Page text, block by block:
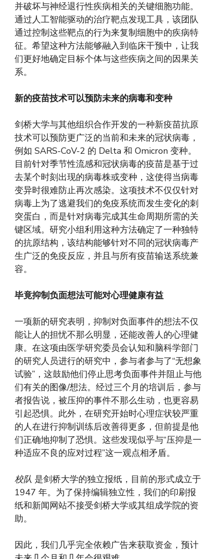
并破坏与神经退行性疾病相关的关键细胞功能。
通过人工智能驱动的治疗靶点发现工具，该团队
通过控制这些靶点的行为来复制细胞中的疾病特
征。希望这种方法能够融入到临床干预中，让我
们更好地确定目标个体与这些疾病之间的因果关
系。
新的疫苗技术可以预防未来的病毒和变种
剑桥大学与其他组织合作开发的一种新疫苗抗原
技术可以预防更广泛的当前和未来的冠状病毒，
例如 SARS-CoV-2 的 Delta 和 Omicron 变种。
目前针对季节性流感和冠状病毒的疫苗是基于过
去某个时刻出现的病毒株或变种，这使得当病毒
变异时很难防止再次感染。这项技术不仅仅针对
病毒上为了逃避我们的免疫系统而发生变化的刺
突蛋白，而是针对病毒完成其生命周期所需的关
键区域。研究小组利用这种方法确定了一种独特
的抗原结构，该结构能够针对不同的冠状病毒产
生广泛的免疫反应，并且与所有疫苗输送系统兼
容。
毕竟抑制负面想法可能对心理健康有益
一项新的研究表明，抑制对负面事件的想法不仅
能让人的担忧不那么明显，还能改善人的心理健
康。在这项由医学研究委员会认知和脑科学部门
的研究人员进行的研究中，参与者参与了“无想象
试验”，这鼓励他们停止思考负面事件并阻止与他
们有关的图像/想法。经过三个月的培训后，参与
者报告说，被压抑的事件不那么生动，也更容易
引起恐惧。此外，在研究开始时心理症状较严重
的人在进行抑制训练后改善得更多，但前提是他
们正确地抑制了恐惧。这些发现似乎与“压抑是一
种适应不良的应对过程”这一观点相矛盾。
校队 是剑桥大学的独立报纸，目前的形式成立于
1947 年。为了保持编辑独立性，我们的印刷报
纸和新闻网站不接受剑桥大学或其组成学院的资
助。
因此，我们几乎完全依赖广告来获取资金，预计